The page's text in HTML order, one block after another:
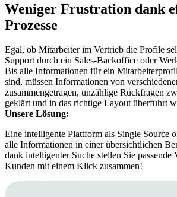
Weniger Frustration dank
Prozesse
Egal, ob Mitarbeiter im Vertrieb die Profile
Support durch ein Sales-Backoffice oder
Bis alle Informationen für ein
sind, müssen Informationen von
zusammengetragen, unzählige Rückfragen
geklärt und in das richtige Layout überführt
Unsere Lösung:
Eine intelligente Plattform als Single Source
alle Informationen in einer übersichtlichen
dank intelligenter Suche stellen Sie passende
Kunden mit einem Klick zusammen!